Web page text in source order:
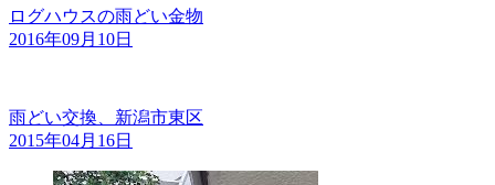
ログハウスの雨どい金物
2016年09月10日
雨どい交換、新潟市東区
2015年04月16日